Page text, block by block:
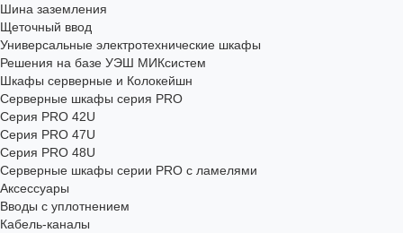
Шина заземления
Щеточный ввод
Универсальные электротехнические шкафы
Решения на базе УЭШ МИКсистем
Шкафы серверные и Колокейшн
Серверные шкафы серия PRO
Серия PRO 42U
Серия PRO 47U
Серия PRO 48U
Серверные шкафы серии PRO с ламелями
Аксессуары
Вводы с уплотнением
Кабель-каналы